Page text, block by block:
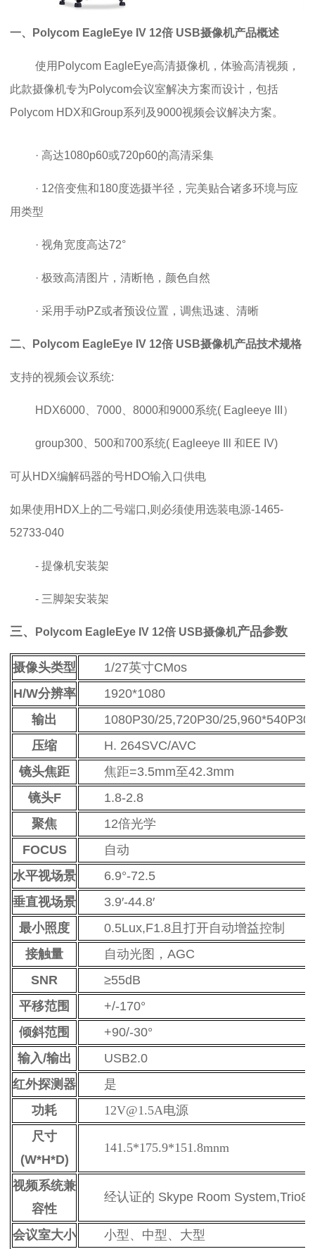
一、 Polycom EagleEye IV 12倍 USB摄像机产品概述
使用Polycom EagleEye高清摄像机，体验高清视频，
此款摄像机专为Polycom会议室解决方案而设计，包括
Polycom HDX和Group系列及9000视频会议解决方案。
· 高达1080p60或720p60的高清采集
· 12倍变焦和180度选摄半径，完美贴合诸多环境与应
用类型
· 视角宽度高达72°
· 极致高清图片，清断艳，颜色自然
· 采用手动PZ或者预设位置，调焦迅速、清晰
二、 Polycom EagleEye IV 12倍 USB摄像机产品技术规格
支持的视频会议系统:
HDX6000、7000、8000和9000系统( Eagleeye III）
group300、500和700系统( Eagleeye Ill 和EE IV)
可从HDX编解码器的号HDO输入口供电
如果使用HDX上的二号端口,则必须使用选装电源-1465-
52733-040
- 提像机安装架
- 三脚架安装架
三、 Polycom EagleEye IV 12倍 USB摄像机产品参数
摄像头类型
1/27英寸CMos
H/W分辨率
1920*1080
输出
1080P30/25,720P30/
压缩
H. 264SVC/AVC
镜头焦距
焦距=3.5mm至42.3mm
镜头F
1.8-2.8
聚焦
12倍光学
FOCUS
自动
水平视场景
6.9°-72.5
垂直视场景
3.9′-44.8′
最小照度
0.5Lux,F1.8且打开自动增益控制
接触量
自动光图，AGC
SNR
≥55dB
平移范围
+/-170°
倾斜范围
+90/-30°
输入/输出
USB2.0
红外探测器
是
功耗
12V@1.5A电源
尺寸
(W*H*D)
141.5*175.9*151.8mnm
视频系统兼
容性
经认证的 Skype Room
会议室大小 小型、中型、大型